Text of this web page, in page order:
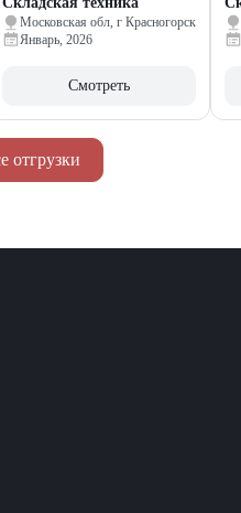
отгрузки
Московская обл, г Красногорск
Январь, 2026
Смотреть